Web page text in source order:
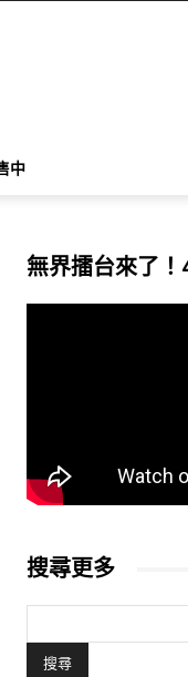
中
無界擂台來了
搜尋更多